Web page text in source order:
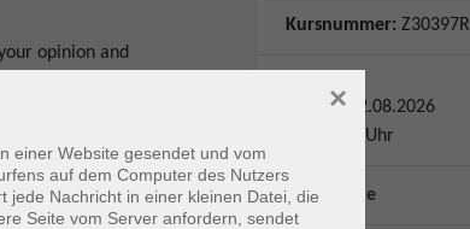
opinion and
you will learn to
discuss different
Kursnummer: Z30397R
Mi. 12.08.2026
19:00 Uhr
14 Termine
einer Website gesendet und vom
auf dem Computer des Nutzers
jede Nachricht in einer kleinen Datei, die
Seite vom Server anfordern, sendet
×